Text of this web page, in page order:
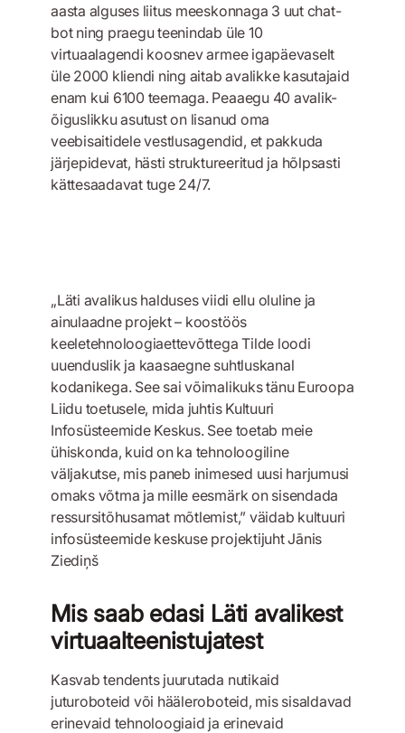
aasta alguses liitus meeskonnaga 3 uut chat-
bot ning praegu teenindab üle 10
virtuaalagendi koosnev armee igapäevaselt
üle 2000 kliendi ning aitab avalikke kasutajaid
enam kui 6100 teemaga. Peaaegu 40 avalik-
õiguslikku asutust on lisanud oma
veebisaitidele vestlusagendid, et pakkuda
järjepidevat, hästi struktureeritud ja hõlpsasti
kättesaadavat tuge 24/7.
„Läti avalikus halduses viidi ellu oluline ja
ainulaadne projekt – koostöös
keeletehnoloogiaettevõttega Tilde loodi
uuenduslik ja kaasaegne suhtluskanal
kodanikega. See sai võimalikuks tänu Euroopa
Liidu toetusele, mida juhtis Kultuuri
Infosüsteemide Keskus. See toetab meie
ühiskonda, kuid on ka tehnoloogiline
väljakutse, mis paneb inimesed uusi harjumusi
omaks võtma ja mille eesmärk on sisendada
ressursitõhusamat mõtlemist,” väidab kultuuri
infosüsteemide keskuse projektijuht Jānis
Ziediņš
Mis saab edasi Läti avalikest
virtuaalteenistujatest
Kasvab tendents juurutada nutikaid
juturoboteid või hääleroboteid, mis sisaldavad
erinevaid tehnoloogiaid ja erinevaid